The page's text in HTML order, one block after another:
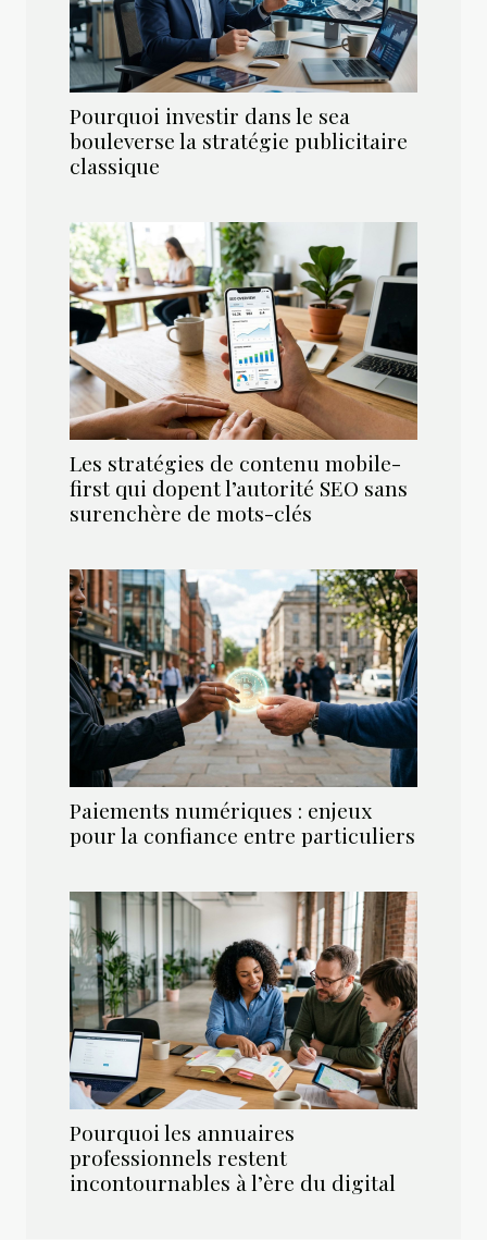
Pourquoi investir dans le sea
bouleverse la stratégie publicitaire
classique
Les stratégies de contenu mobile-
first qui dopent l’autorité SEO sans
surenchère de mots-clés
Paiements numériques : enjeux
pour la confiance entre particuliers
Pourquoi les annuaires
professionnels restent
incontournables à l’ère du digital